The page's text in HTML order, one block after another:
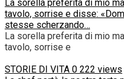
La sorella preferita di mio
tavolo, sorrise e disse:
stesse scherzando…
La sorella preferita di mio
tavolo, sorrise e
STORIE DI VITA 0 222 views